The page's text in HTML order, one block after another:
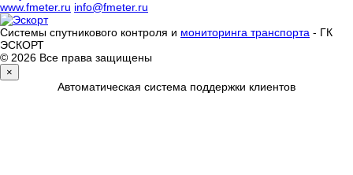
www.fmeter.ru info@fmeter.ru
Системы спутникового контроля и мониторинга транспорта - ГК
ЭСКОРТ
© 2026 Все права защищены
×
Автоматическая система поддержки клиентов